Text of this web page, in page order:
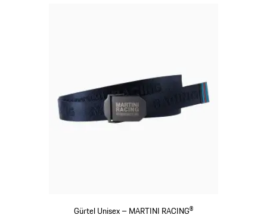
Gürtel Unisex – MARTINI RACING®